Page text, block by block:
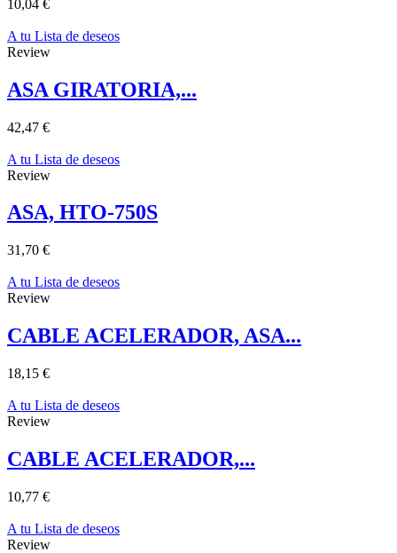
10,04 €
A tu Lista de deseos
Review
ASA GIRATORIA,...
42,47 €
A tu Lista de deseos
Review
ASA, HTO-750S
31,70 €
A tu Lista de deseos
Review
CABLE ACELERADOR, ASA...
18,15 €
A tu Lista de deseos
Review
CABLE ACELERADOR,...
10,77 €
A tu Lista de deseos
Review